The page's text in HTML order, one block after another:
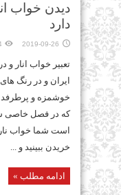
دیدن خواب
دارد
2019-09-26
تعبیر خواب انار
ایران و در رنگ
خوشمزه و
که در فصل خاصی
است شما خواب
خریدن ببینید و ...
ادامه مطلب »